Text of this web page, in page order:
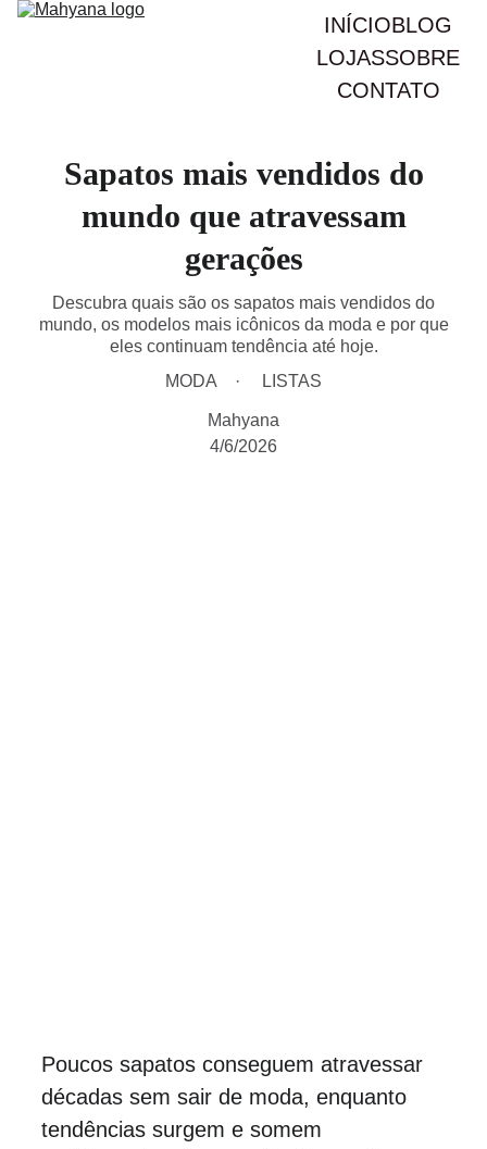
INÍCIOBLOG
LOJASSOBRE
CONTATO
Sapatos mais vendidos do
mundo que atravessam
gerações
Descubra quais são os sapatos mais vendidos do
mundo, os modelos mais icônicos da moda e por que
eles continuam tendência até hoje.
MODA
LISTAS
Mahyana
4/6/2026
Poucos sapatos conseguem atravessar
décadas sem sair de moda, enquanto
tendências surgem e somem